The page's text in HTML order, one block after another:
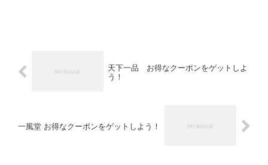
天下一品 お得なクーポンをゲットしよ
う！
一風堂 お得なクーポンをゲットしよう！